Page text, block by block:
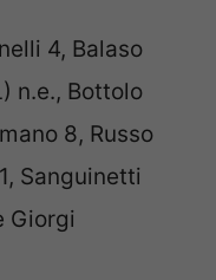
4, Balaso
n.e., Bottolo
8, Russo
Sanguinetti
Giorgi